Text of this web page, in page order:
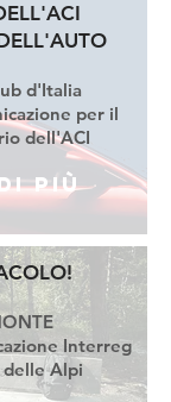
più
d'Italia
per il
dell'ACI
Interreg
Alpi